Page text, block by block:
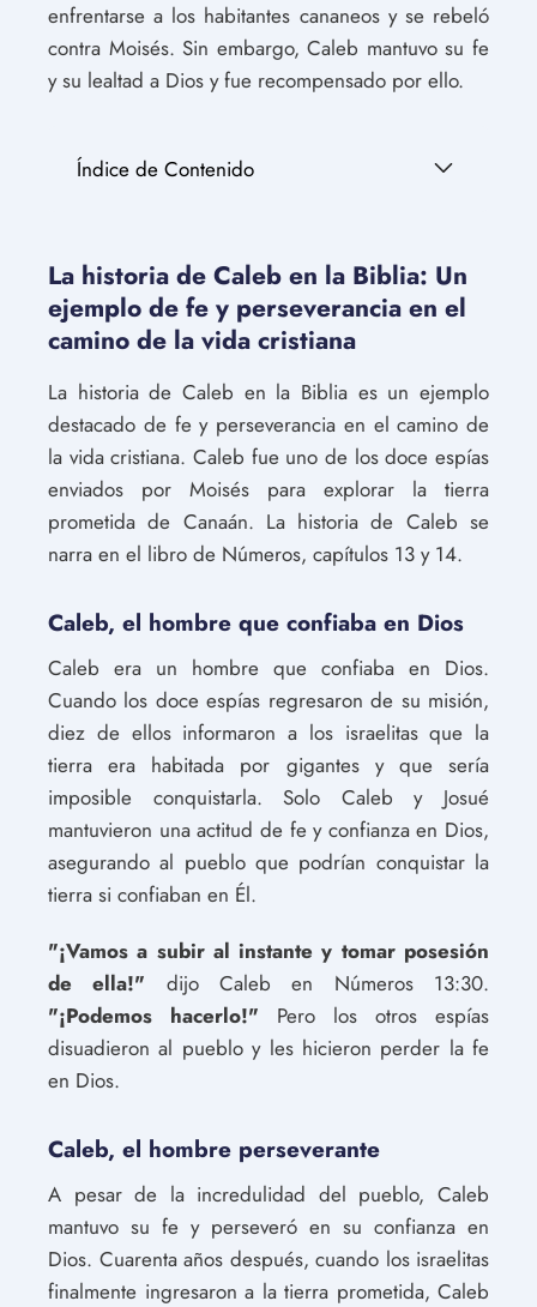
enfrentarse a los habitantes cananeos y se rebeló
contra Moisés. Sin embargo, Caleb mantuvo su fe
y su lealtad a Dios y fue recompensado por ello.
Índice de Contenido
La historia de Caleb en la Biblia: Un
ejemplo de fe y perseverancia en el
camino de la vida cristiana
La historia de Caleb en la Biblia es un ejemplo
destacado de fe y perseverancia en el camino de
la vida cristiana. Caleb fue uno de los doce espías
enviados por Moisés para explorar la tierra
prometida de Canaán. La historia de Caleb se
narra en el libro de Números, capítulos 13 y 14.
Caleb, el hombre que confiaba en Dios
Caleb era un hombre que confiaba en Dios.
Cuando los doce espías regresaron de su misión,
diez de ellos informaron a los israelitas que la
tierra era habitada por gigantes y que sería
imposible conquistarla. Solo Caleb y Josué
mantuvieron una actitud de fe y confianza en Dios,
asegurando al pueblo que podrían conquistar la
tierra si confiaban en Él.
"¡Vamos a subir al instante y tomar posesión
de ella!" dijo Caleb en Números 13:30.
"¡Podemos hacerlo!" Pero los otros espías
disuadieron al pueblo y les hicieron perder la fe
en Dios.
Caleb, el hombre perseverante
A pesar de la incredulidad del pueblo, Caleb
mantuvo su fe y perseveró en su confianza en
Dios. Cuarenta años después, cuando los israelitas
finalmente ingresaron a la tierra prometida, Caleb